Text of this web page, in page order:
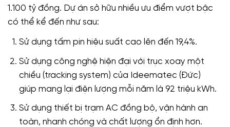
1.100 tỷ đồng. Dự án sở hữu nhiều ưu điểm vượt bậc
có thể kể đến như sau:
Sử dụng tấm pin hiệu suất cao lên đến 19,4%.
Sử dụng công nghệ hiện đại với trục xoay một
chiều (tracking system) của Ideematec (Đức)
giúp mang lại điện lượng mỗi năm là 92 triệu kWh.
Sử dụng thiết bị trạm AC đồng bộ, vận hành an
toàn, nhanh chóng và chất lượng ổn định hơn.